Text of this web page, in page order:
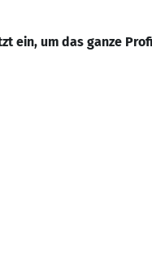
ein, um das ganze